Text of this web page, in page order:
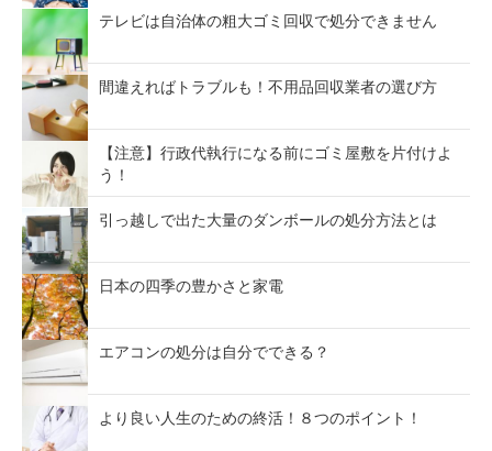
テレビは自治体の粗大ゴミ回収で処分できません
間違えればトラブルも！不用品回収業者の選び方
【注意】行政代執行になる前にゴミ屋敷を片付けよ
う！
引っ越しで出た大量のダンボールの処分方法とは
日本の四季の豊かさと家電
エアコンの処分は自分でできる？
より良い人生のための終活！８つのポイント！